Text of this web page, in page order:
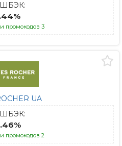
промокодов 3
UA
промокодов 2